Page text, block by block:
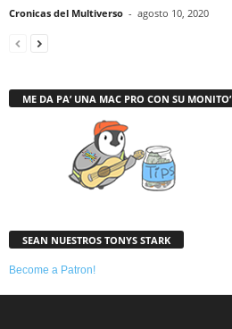
Cronicas del Multiverso - agosto 10, 2020
ME DA PA’ UNA MAC PRO CON SU MONITO’
SEAN NUESTROS TONYS STARK
Become a Patron!